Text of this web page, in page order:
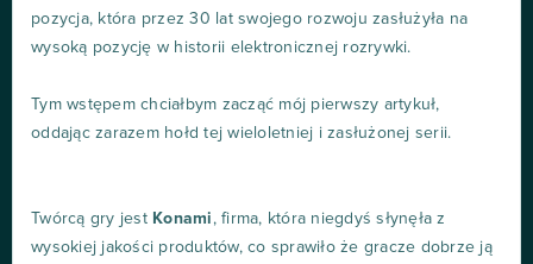
pozycja, która przez 30 lat swojego rozwoju zasłużyła na
wysoką pozycję w historii elektronicznej rozrywki.
Tym wstępem chciałbym zacząć mój pierwszy artykuł,
oddając zarazem hołd tej wieloletniej i zasłużonej serii.
Twórcą gry jest Konami , firma, która niegdyś słynęła z
wysokiej jakości produktów, co sprawiło że gracze dobrze ją